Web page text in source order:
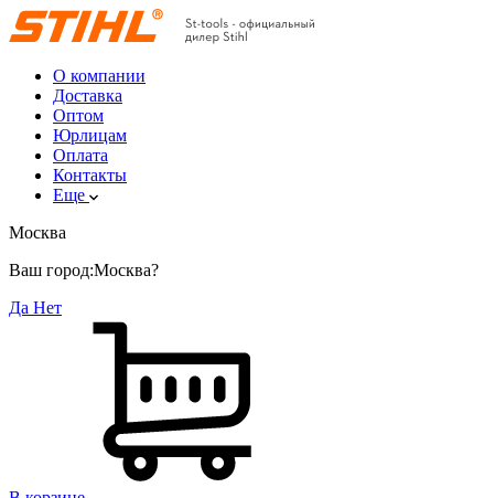
О компании
Доставка
Оптом
Юрлицам
Оплата
Контакты
Еще
Москва
Ваш город:Москва?
Да Нет